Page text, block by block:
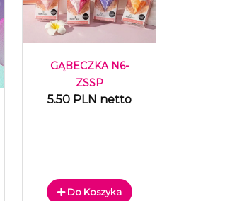
GĄBECZKA N6-
ZSSP
5.50 PLN netto
Do Koszyka